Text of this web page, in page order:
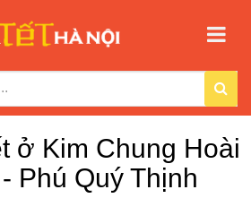
ở Kim Chung Hoài
Phú Quý Thịnh